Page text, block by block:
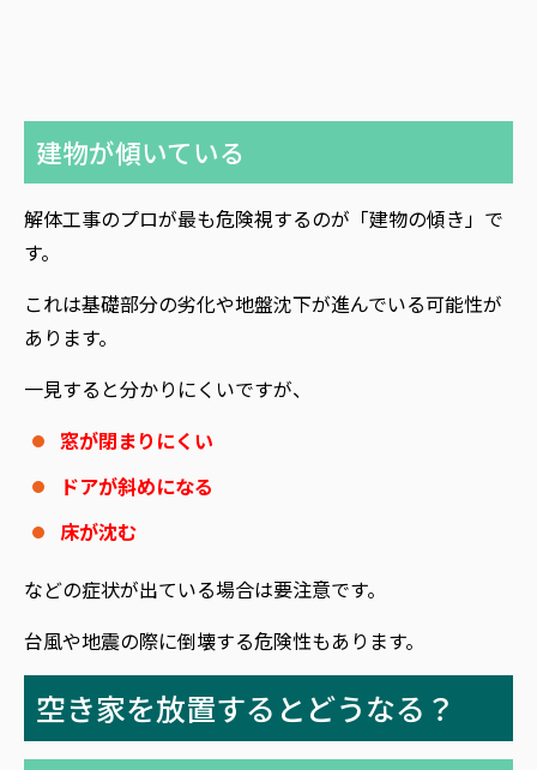
建物が傾いている
解体工事のプロが最も危険視するのが「建物の傾き」で
す。
これは基礎部分の劣化や地盤沈下が進んでいる可能性が
あります。
一見すると分かりにくいですが、
窓が閉まりにくい
ドアが斜めになる
床が沈む
などの症状が出ている場合は要注意です。
台風や地震の際に倒壊する危険性もあります。
空き家を放置するとどうなる？